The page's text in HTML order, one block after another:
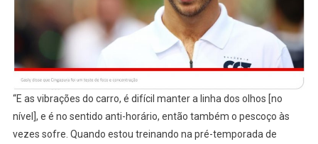
“E as vibrações do carro, é difícil manter a linha dos olhos [no
nível], e é no sentido anti-horário, então também o pescoço às
vezes sofre. Quando estou treinando na pré-temporada de